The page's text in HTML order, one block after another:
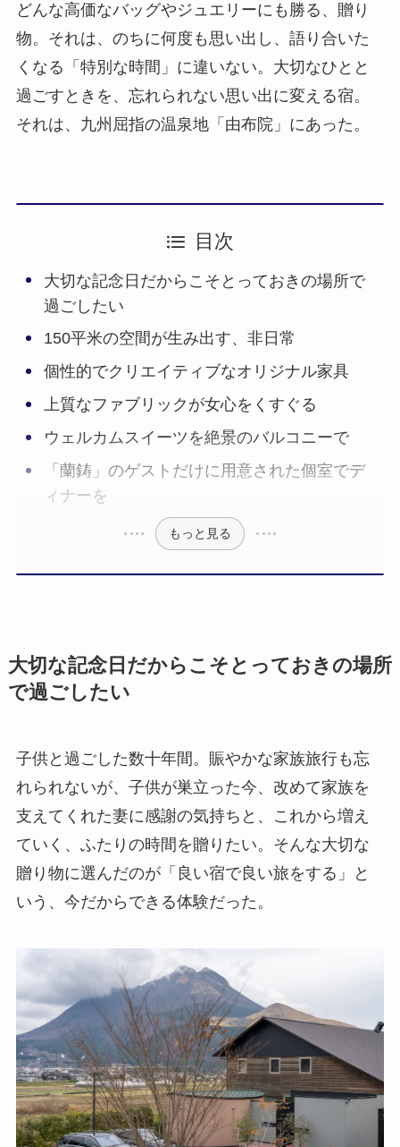
どんな高価なバッグやジュエリーにも勝る、贈り
物。それは、のちに何度も思い出し、語り合いた
くなる「特別な時間」に違いない。大切なひとと
過ごすときを、忘れられない思い出に変える宿。
それは、九州屈指の温泉地「由布院」にあった。
目次
大切な記念日だからこそとっておきの場所で
過ごしたい
150平米の空間が生み出す、非日常
個性的でクリエイティブなオリジナル家具
上質なファブリックが女心をくすぐる
ウェルカムスイーツを絶景のバルコニーで
「蘭鋳」のゲストだけに用意された個室でデ
ィナーを
もっと見る
大切な記念日だからこそとっておきの場所
で過ごしたい
子供と過ごした数十年間。賑やかな家族旅行も忘
れられないが、子供が巣立った今、改めて家族を
支えてくれた妻に感謝の気持ちと、これから増え
ていく、ふたりの時間を贈りたい。そんな大切な
贈り物に選んだのが「良い宿で良い旅をする」と
いう、今だからできる体験だった。